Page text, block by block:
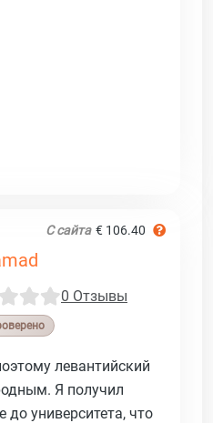
С сайта € 106.40
0 Отзывы
левантийский
Я получил
до университета, что